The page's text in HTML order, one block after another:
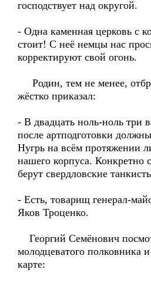
господствует над округой.
- Одна каменная церковь с
стоит! С неё немцы нас
корректируют свой огонь.
Родин, тем не менее,
жёстко приказал:
- В двадцать ноль-ноль три
после артподготовки
Нугрь на всём протяжении
нашего корпуса. Конкретно
берут свердловские
- Есть, товарищ генерал-
Яков Троценко.
Георгий Семёнович
молодцеватого полковника
карте: